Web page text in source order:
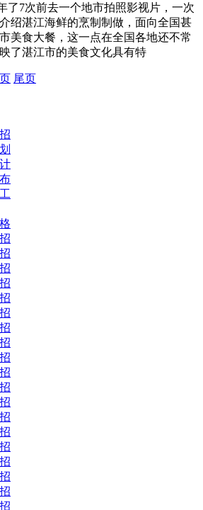
了7次前去一个地市拍照影视片，一次
绍湛江海鲜的烹制制做，面向全国甚
美食大餐，这一点在全国各地还不常
了湛江市的美食文化具有特
尾页